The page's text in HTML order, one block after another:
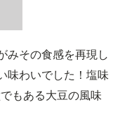
みその食感を再現し
味わいでした！塩味
もある大豆の風味